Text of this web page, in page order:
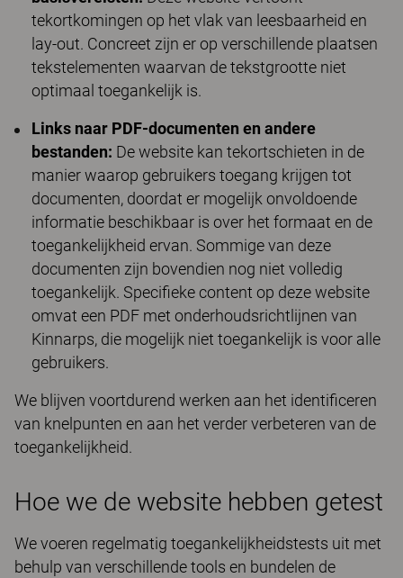
tekortkomingen op het vlak van leesbaarheid en
lay-out. Concreet zijn er op verschillende plaatsen
tekstelementen waarvan de tekstgrootte niet
optimaal toegankelijk is.
Links naar PDF-documenten en andere
bestanden: De website kan tekortschieten in de
manier waarop gebruikers toegang krijgen tot
documenten, doordat er mogelijk onvoldoende
informatie beschikbaar is over het formaat en de
toegankelijkheid ervan. Sommige van deze
documenten zijn bovendien nog niet volledig
toegankelijk. Specifieke content op deze website
omvat een PDF met onderhoudsrichtlijnen van
Kinnarps, die mogelijk niet toegankelijk is voor alle
gebruikers.
We blijven voortdurend werken aan het identificeren
van knelpunten en aan het verder verbeteren van de
toegankelijkheid.
Hoe we de website hebben getest
We voeren regelmatig toegankelijkheidstests uit met
behulp van verschillende tools en bundelen de